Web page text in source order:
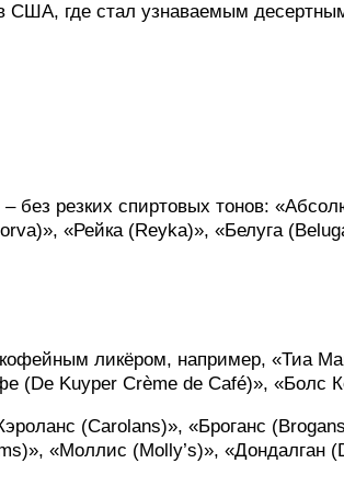
США, где стал узнаваемым
без резких спиртовых тонов:
«Рейка (Reyka)», «Белуга
ликёром, например, «Тиа
(De Kuyper Crème de Café)», «Болс
(Carolans)», «Броганс
«Моллис (Molly’s)», «Дондалган